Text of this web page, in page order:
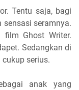
Tentu saja, bagi
seramnya.
film Ghost Writer.
Sedangkan di
serius.
anak yang